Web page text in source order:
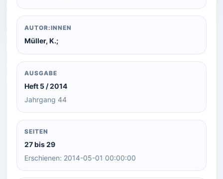
AUTOR:INNEN
Müller, K.;
AUSGABE
Heft 5 / 2014
Jahrgang 44
SEITEN
27 bis 29
Erschienen: 2014-05-01 00:00:00